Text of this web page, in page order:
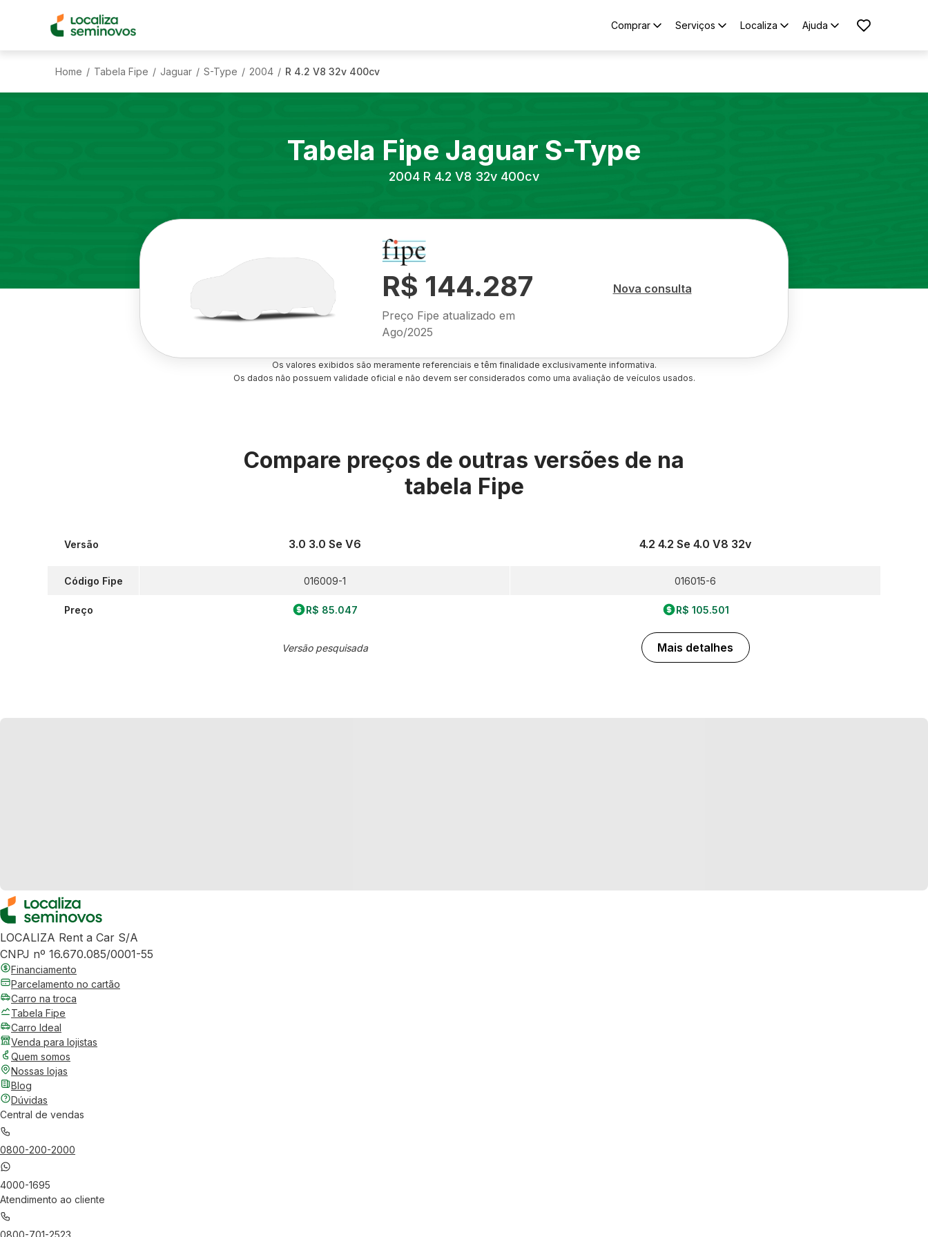
Comprar Serviços Localiza Ajuda
Home / Tabela Fipe / Jaguar / S-Type / 2004 / R 4.2 V8 32v 400cv
Tabela Fipe Jaguar S-Type
2004 R 4.2 V8 32v 400cv
R$ 144.287
Preço Fipe atualizado em
Ago/2025
Nova consulta
Os valores exibidos são meramente referenciais e têm finalidade exclusivamente informativa.
Os dados não possuem validade oficial e não devem ser considerados como uma avaliação de veículos usados.
Compare preços de outras versões de na
tabela Fipe
Versão
Código Fipe
Preço
3.0 3.0 Se V6
016009-1
R$ 85.047
Versão pesquisada
4.2 4.2 Se 4.0 V8 32v
016015-6
R$ 105.501
Mais detalhes
LOCALIZA Rent a Car S/A
CNPJ nº 16.670.085/0001-55
Financiamento
Parcelamento no cartão
Carro na troca
Tabela Fipe
Carro Ideal
Venda para lojistas
Quem somos
Nossas lojas
Blog
Dúvidas
Central de vendas
0800-200-2000
4000-1695
Atendimento ao cliente
0800-701-2523